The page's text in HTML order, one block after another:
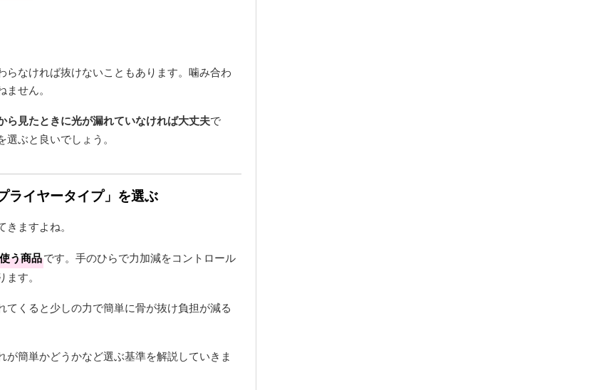
なければ抜けないこともあります。噛み合わ
せん。
ら見たときに光が漏れていなければ大丈夫で
ぶと良いでしょう。
ライヤータイプ」を選ぶ
ますよね。
う商品です。手のひらで力加減をコントロール
す。
くると少しの力で簡単に骨が抜け負担が減る
簡単かどうかなど選ぶ基準を解説していきま